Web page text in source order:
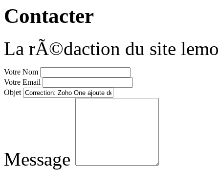
Contacter
La rÃ©daction du site
Votre Nom
Votre Email
Objet
Message